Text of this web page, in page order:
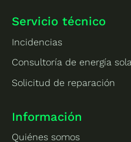
Servicio técnico
Incidencias
Consultoría de energía
Solicitud de reparación
Información
Quiénes somos